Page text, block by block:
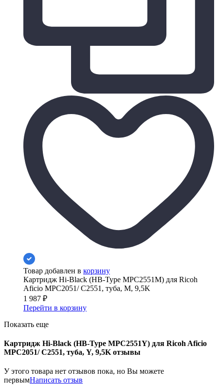
Товар добавлен в корзину
Картридж Hi-Black (HB-Type MPC2551M) для Ricoh
Aficio MPC2051/ C2551, туба, M, 9,5K
1 987 ₽
Перейти в корзину
Показать еще
Картридж Hi-Black (HB-Type MPC2551Y) для Ricoh Aficio
MPC2051/ C2551, туба, Y, 9,5K отзывы
У этого товара нет отзывов пока, но Вы можете
первымНаписать отзыв